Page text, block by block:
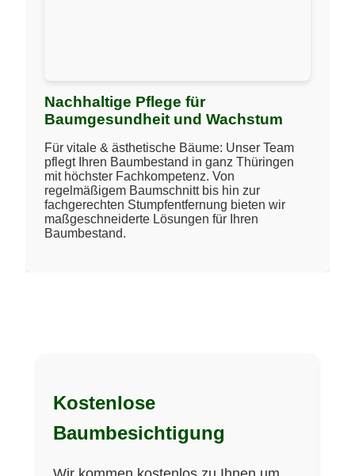
Nachhaltige Pflege für
Baumgesundheit und Wachstum
Für vitale & ästhetische Bäume: Unser Team
pflegt Ihren Baumbestand in ganz Thüringen
mit höchster Fachkompetenz. Von
regelmäßigem Baumschnitt bis hin zur
fachgerechten Stumpfentfernung bieten wir
maßgeschneiderte Lösungen für Ihren
Baumbestand.
Kostenlose
Baumbesichtigung